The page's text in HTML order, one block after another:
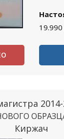
19.990
2014-
Киржач